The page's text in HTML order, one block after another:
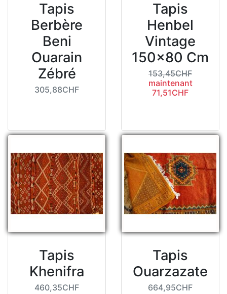
Tapis
Berbère
Beni
Ouarain
Zébré
305,88CHF
Tapis
Henbel
Vintage
150x80 Cm
153,45CHF
maintenant
71,51CHF
Tapis
Khenifra
460,35CHF
Tapis
Ouarzazate
664,95CHF